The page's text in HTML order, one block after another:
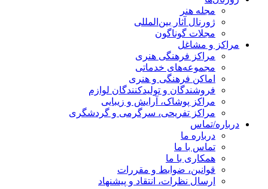
مجله هنر
ژورنال آثار بین‌المللی
مجلات گوناگون
مراکز و مشاغل
مراکز فرهنگی هنری
مجموعه‌های خدماتی
اماکن فرهنگی و هنری
فروشندگان و تولیدکنندگان لوازم
مراکز پوشاک، آرایش و زیبایی
مراکز تفریحی، سرگرمی و گردشگری
درباره/تماس
درباره ما
تماس با ما
همکاری با ما
قوانین، ضوابط و مقررات
ارسال نظرات، انتقاد و پیشنهاد